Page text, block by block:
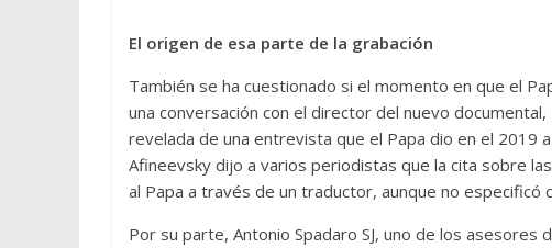
El origen de esa parte de la grabación
También se ha cuestionado si el momento en que el
una conversación con el director del nuevo
revelada de una entrevista que el Papa dio en el 2019
Afineevsky dijo a varios periodistas que la cita sobre
al Papa a través de un traductor, aunque no especificó
Por su parte, Antonio Spadaro SJ, uno de los